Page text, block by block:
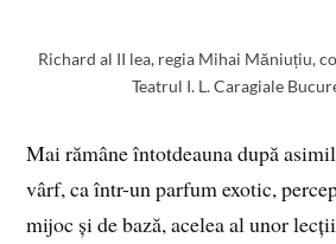
Richard al II lea, regia Mihai Măniuțiu,
Teatrul I. L. Caragiale
Mai rămâne întotdeauna după
vârf, ca într-un parfum exotic,
mijoc și de bază, acelea al unor